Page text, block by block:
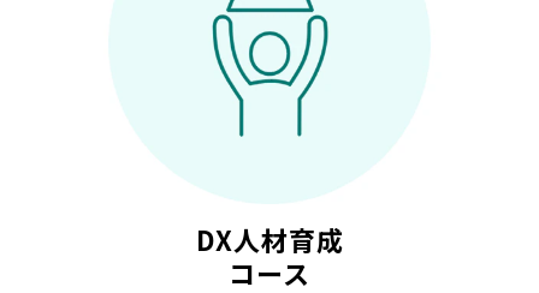
DX人材育成
コース